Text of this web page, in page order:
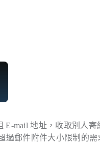
E-mail 地址，收取別人寄
過郵件附件大小限制的需